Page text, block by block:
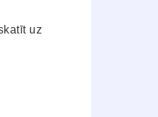
uz